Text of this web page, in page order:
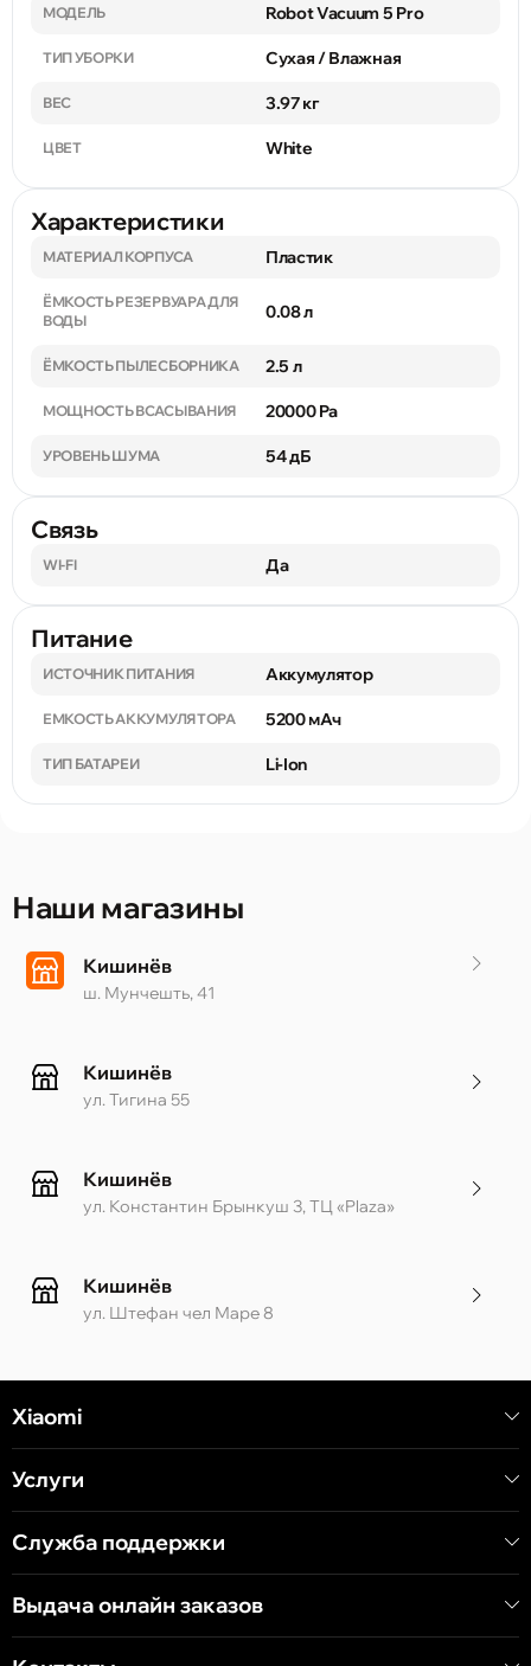
МОДЕЛЬ Robot Vacuum 5 Pro
ТИП УБОРКИ Сухая / Влажная
ВЕС 3.97 кг
ЦВЕТ White
Характеристики
МАТЕРИАЛ КОРПУСА Пластик
ЁМКОСТЬ РЕЗЕРВУАРА ДЛЯ
ВОДЫ
0.08 л
ЁМКОСТЬ ПЫЛЕСБОРНИКА 2.5 л
МОЩНОСТЬ ВСАСЫВАНИЯ 20000 Pa
УРОВЕНЬ ШУМА 54 дБ
Связь
WI-FI Да
Питание
ИСТОЧНИК ПИТАНИЯ Аккумулятор
ЕМКОСТЬ АККУМУЛЯТОРА 5200 мАч
ТИП БАТАРЕИ Li-Ion
Наши магазины
Кишинёв
ш. Мунчешть, 41
Кишинёв
ул. Тигина 55
Кишинёв
ул. Константин Брынкуш 3, ТЦ «Plaza»
Кишинёв
ул. Штефан чел Маре 8
Кишинёв
ул. Арборилор 21, CC «Shopping MallDova»
Xiaomi
Услуги
Служба поддержки
Выдача онлайн заказов